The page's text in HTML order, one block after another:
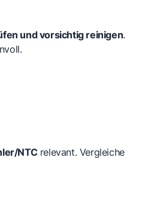
und vorsichtig reinigen.
NTCrelevant. Vergleiche